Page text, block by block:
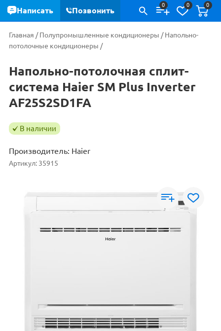
0 0 0
Главная /Полупромышленные кондиционеры /Напольно-
потолочные кондиционеры /
Напольно-потолочная сплит-
система Haier SM Plus Inverter
AF25S2SD1FA
В наличии
Производитель: Haier
Артикул: 35915
Написать Позвонить